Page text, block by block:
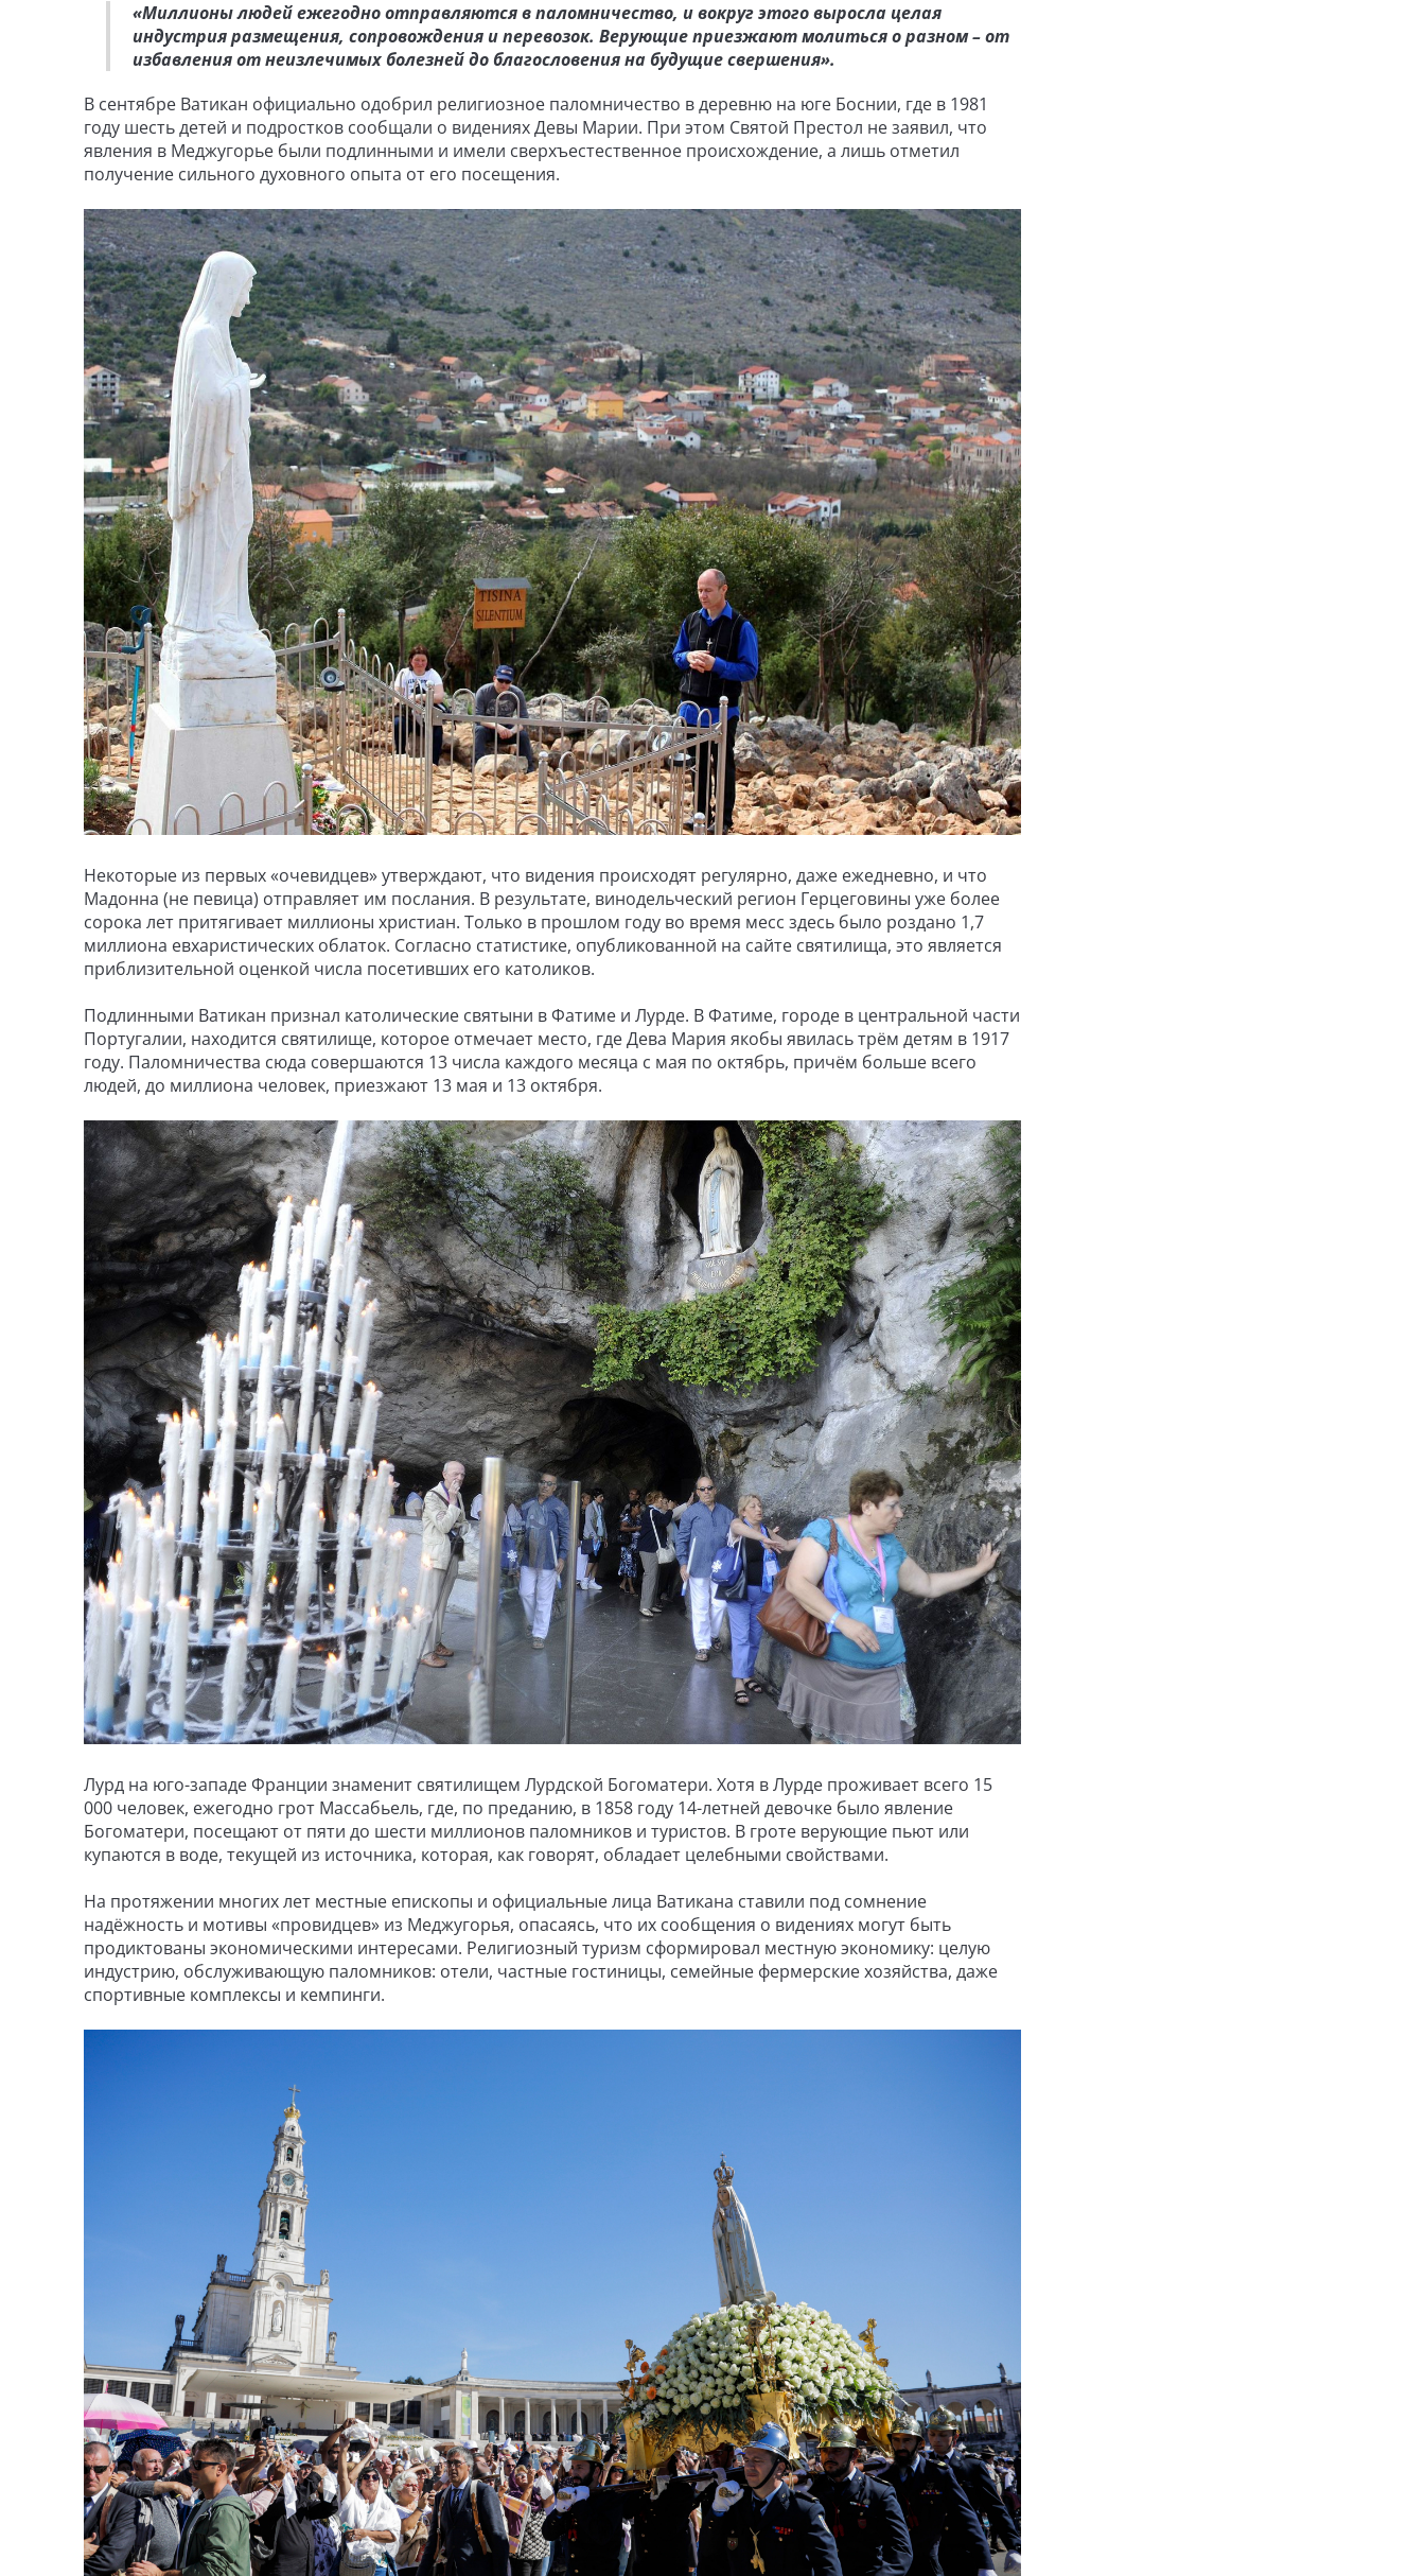
«Миллионы людей ежегодно отправляются в паломничество, и вокруг этого выросла целая
индустрия размещения, сопровождения и перевозок. Верующие приезжают молиться о разном – от
избавления от неизлечимых болезней до благословения на будущие свершения».
В сентябре Ватикан официально одобрил религиозное паломничество в деревню на юге Боснии, где в 1981
году шесть детей и подростков сообщали о видениях Девы Марии. При этом Святой Престол не заявил, что
явления в Меджугорье были подлинными и имели сверхъестественное происхождение, а лишь отметил
получение сильного духовного опыта от его посещения.
Некоторые из первых «очевидцев» утверждают, что видения происходят регулярно, даже ежедневно, и что
Мадонна (не певица) отправляет им послания. В результате, винодельческий регион Герцеговины уже более
сорока лет притягивает миллионы христиан. Только в прошлом году во время месс здесь было роздано 1,7
миллиона евхаристических облаток. Согласно статистике, опубликованной на сайте святилища, это является
приблизительной оценкой числа посетивших его католиков.
Подлинными Ватикан признал католические святыни в Фатиме и Лурде. В Фатиме, городе в центральной части
Португалии, находится святилище, которое отмечает место, где Дева Мария якобы явилась трём детям в 1917
году. Паломничества сюда совершаются 13 числа каждого месяца с мая по октябрь, причём больше всего
людей, до миллиона человек, приезжают 13 мая и 13 октября.
Лурд на юго-западе Франции знаменит святилищем Лурдской Богоматери. Хотя в Лурде проживает всего 15
000 человек, ежегодно грот Массабьель, где, по преданию, в 1858 году 14-летней девочке было явление
Богоматери, посещают от пяти до шести миллионов паломников и туристов. В гроте верующие пьют или
купаются в воде, текущей из источника, которая, как говорят, обладает целебными свойствами.
На протяжении многих лет местные епископы и официальные лица Ватикана ставили под сомнение
надёжность и мотивы «провидцев» из Меджугорья, опасаясь, что их сообщения о видениях могут быть
продиктованы экономическими интересами. Религиозный туризм сформировал местную экономику: целую
индустрию, обслуживающую паломников: отели, частные гостиницы, семейные фермерские хозяйства, даже
спортивные комплексы и кемпинги.